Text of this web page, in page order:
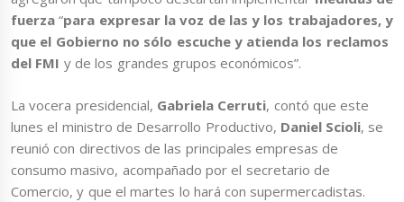
fuerza “para expresar la voz de las y los trabajadores, y
que el Gobierno no sólo escuche y atienda los reclamos
del FMI y de los grandes grupos económicos”.
La vocera presidencial, Gabriela Cerruti, contó que este
lunes el ministro de Desarrollo Productivo, Daniel Scioli, se
reunió con directivos de las principales empresas de
consumo masivo, acompañado por el secretario de
Comercio, y que el martes lo hará con supermercadistas.